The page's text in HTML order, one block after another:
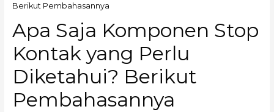
Berikut Pembahasannya
Apa Saja Komponen Stop
Kontak yang Perlu
Diketahui? Berikut
Pembahasannya